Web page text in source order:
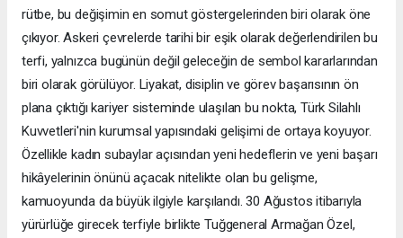
rütbe, bu değişimin en somut göstergelerinden biri olarak öne
çıkıyor. Askeri çevrelerde tarihi bir eşik olarak değerlendirilen bu
terfi, yalnızca bugünün değil geleceğin de sembol kararlarından
biri olarak görülüyor. Liyakat, disiplin ve görev başarısının ön
plana çıktığı kariyer sisteminde ulaşılan bu nokta, Türk Silahlı
Kuvvetleri'nin kurumsal yapısındaki gelişimi de ortaya koyuyor.
Özellikle kadın subaylar açısından yeni hedeflerin ve yeni başarı
hikâyelerinin önünü açacak nitelikte olan bu gelişme,
kamuoyunda da büyük ilgiyle karşılandı. 30 Ağustos itibarıyla
yürürlüğe girecek terfiyle birlikte Tuğgeneral Armağan Özel,